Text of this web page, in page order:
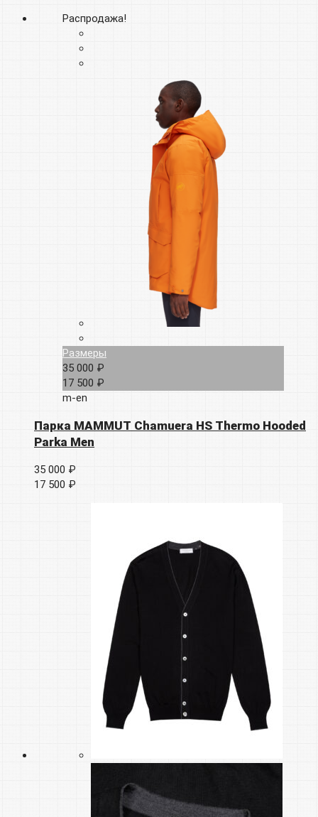
Распродажа!
Размеры
35 000 ₽
17 500 ₽
m-en
Парка MAMMUT Chamuera HS Thermo Hooded
Parka Men
35 000 ₽
17 500 ₽